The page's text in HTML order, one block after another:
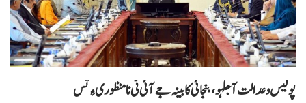
پولیس و عدالت آ جلہو، بنجائی کابینہ جے آئی ٹی نا منظوری ءِ تس